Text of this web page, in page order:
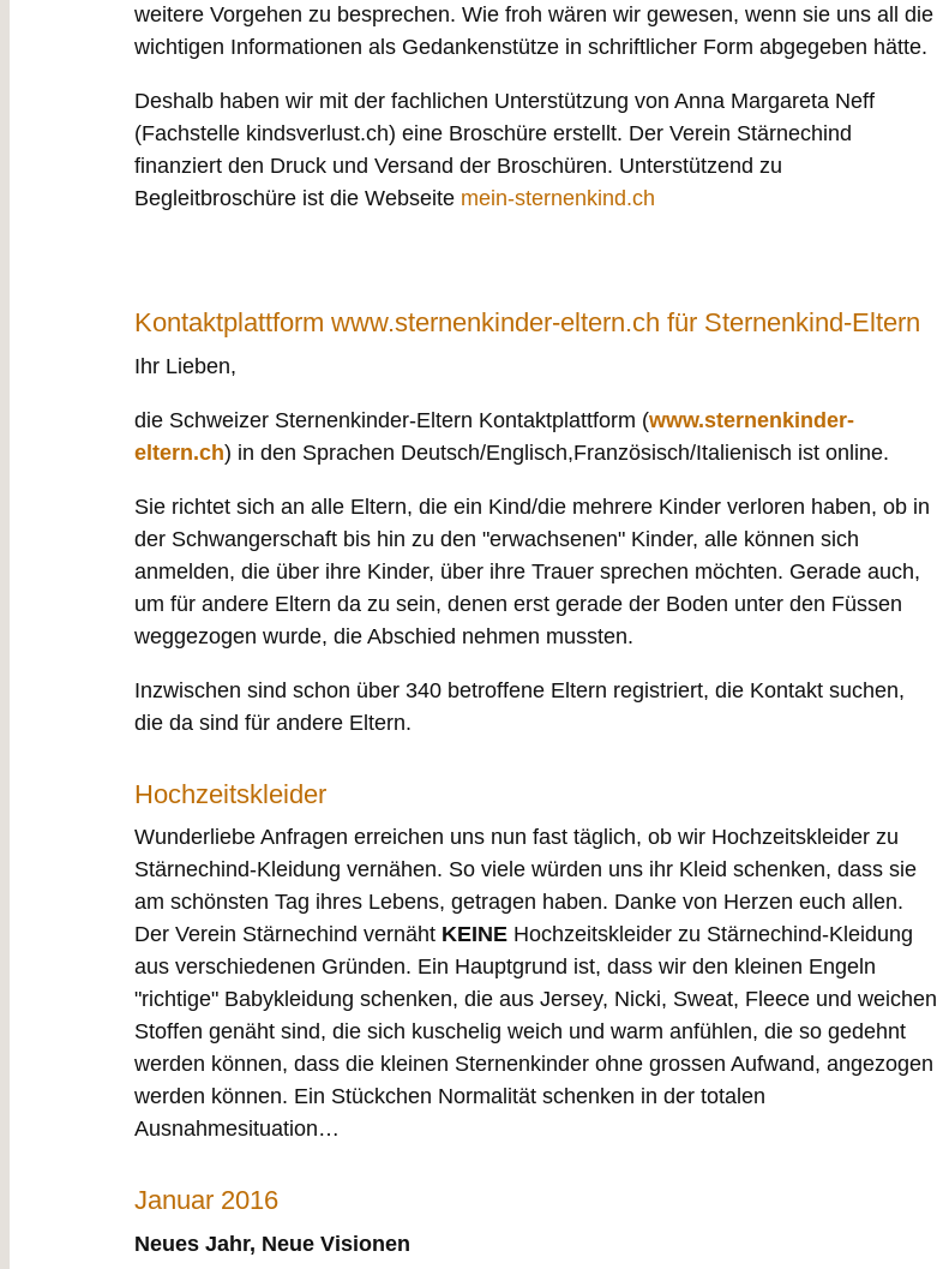
weitere Vorgehen zu besprechen. Wie froh wären wir gewesen, wenn sie uns all die
wichtigen Informationen als Gedankenstütze in schriftlicher Form abgegeben hätte.
Deshalb haben wir mit der fachlichen Unterstützung von Anna Margareta Neff
(Fachstelle kindsverlust.ch) eine Broschüre erstellt. Der Verein Stärnechind
finanziert den Druck und Versand der Broschüren. Unterstützend zu
Begleitbroschüre ist die Webseite mein-sternenkind.ch
Kontaktplattform www.sternenkinder-eltern.ch für Sternenkind-Eltern
Ihr Lieben,
die Schweizer Sternenkinder-Eltern Kontaktplattform (www.sternenkinder-
eltern.ch) in den Sprachen Deutsch/Englisch,Französisch/Italienisch ist online.
Sie richtet sich an alle Eltern, die ein Kind/die mehrere Kinder verloren haben, ob in
der Schwangerschaft bis hin zu den "erwachsenen" Kinder, alle können sich
anmelden, die über ihre Kinder, über ihre Trauer sprechen möchten. Gerade auch,
um für andere Eltern da zu sein, denen erst gerade der Boden unter den Füssen
weggezogen wurde, die Abschied nehmen mussten.
Inzwischen sind schon über 340 betroffene Eltern registriert, die Kontakt suchen,
die da sind für andere Eltern.
Hochzeitskleider
Wunderliebe Anfragen erreichen uns nun fast täglich, ob wir Hochzeitskleider zu
Stärnechind-Kleidung vernähen. So viele würden uns ihr Kleid schenken, dass sie
am schönsten Tag ihres Lebens, getragen haben. Danke von Herzen euch allen.
Der Verein Stärnechind vernäht KEINE Hochzeitskleider zu Stärnechind-Kleidung
aus verschiedenen Gründen. Ein Hauptgrund ist, dass wir den kleinen Engeln
"richtige" Babykleidung schenken, die aus Jersey, Nicki, Sweat, Fleece und weichen
Stoffen genäht sind, die sich kuschelig weich und warm anfühlen, die so gedehnt
werden können, dass die kleinen Sternenkinder ohne grossen Aufwand, angezogen
werden können. Ein Stückchen Normalität schenken in der totalen
Ausnahmesituation…
Januar 2016
Neues Jahr, Neue Visionen